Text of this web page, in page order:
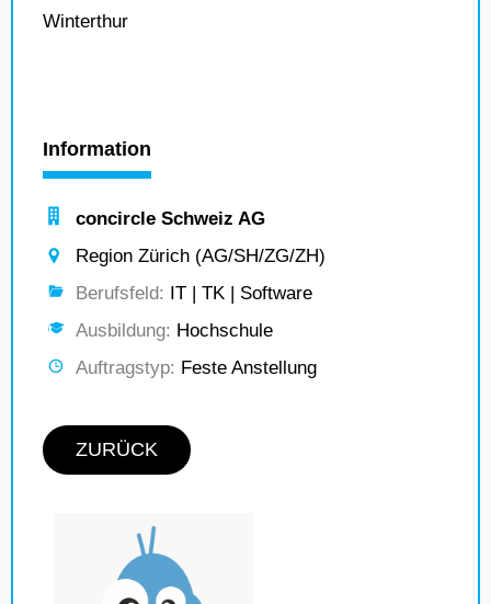
Winterthur
Information
concircle Schweiz AG
Region Zürich (AG/SH/ZG/ZH)
Berufsfeld: IT | TK | Software
Ausbildung: Hochschule
Auftragstyp: Feste Anstellung
ZURÜCK